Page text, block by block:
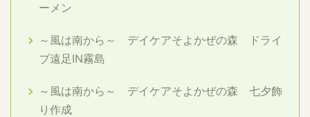
ーメン
～風は南から～ デイケアそよかぜの森 ドライ
ブ遠足IN霧島
～風は南から～ デイケアそよかぜの森 七夕飾
り作成